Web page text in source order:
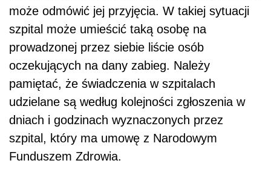
może odmówić jej przyjęcia. W takiej sytuacji
szpital może umieścić taką osobę na
prowadzonej przez siebie liście osób
oczekujących na dany zabieg. Należy
pamiętać, że świadczenia w szpitalach
udzielane są według kolejności zgłoszenia w
dniach i godzinach wyznaczonych przez
szpital, który ma umowę z Narodowym
Funduszem Zdrowia.